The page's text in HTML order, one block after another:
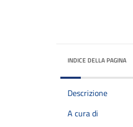
INDICE DELLA PAGINA
Descrizione
A cura di